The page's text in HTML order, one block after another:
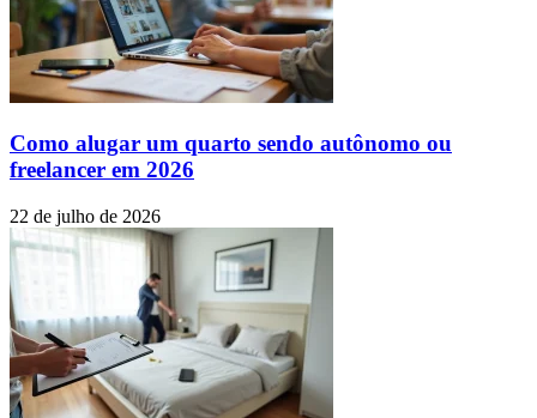
Como alugar um quarto sendo autônomo ou
freelancer em 2026
22 de julho de 2026